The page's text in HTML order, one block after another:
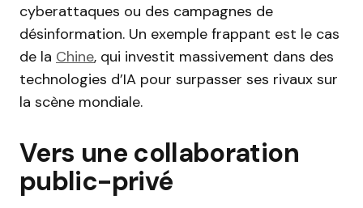
cyberattaques ou des campagnes de
désinformation. Un exemple frappant est le cas
de la Chine, qui investit massivement dans des
technologies d’IA pour surpasser ses rivaux sur
la scène mondiale.
Vers une collaboration
public-privé